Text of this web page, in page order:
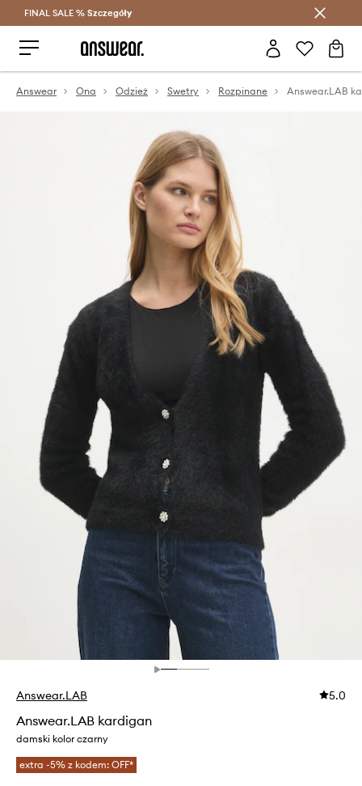
Oszczędzaj z Answear Club >
FINAL SALE % Szczegóły
Answear Ona Odzież Swetry Rozpinane Answear.LAB
Answear.LAB 5.0
Answear.LAB kardigan
damski kolor czarny
extra -5% z kodem: OFF*